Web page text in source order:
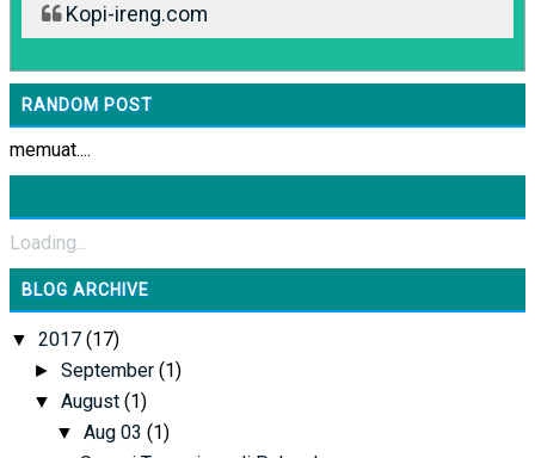
Kopi-ireng.com
RANDOM POST
memuat....
Loading...
BLOG ARCHIVE
▼ 2017 (17)
►September(1)
▼August(1)
▼Aug 03(1)